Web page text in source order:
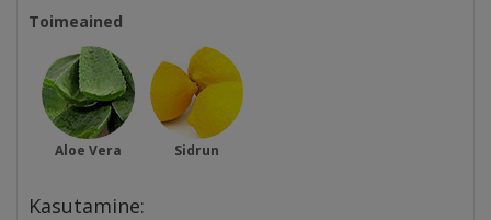
Toimeained
Aloe Vera Sidrun
Kasutamine: